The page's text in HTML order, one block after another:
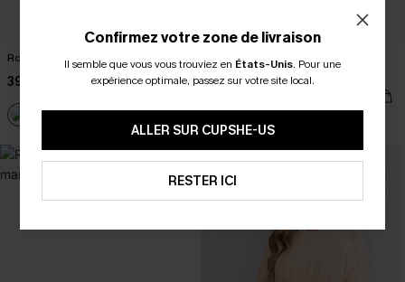
Robe pull courte col V
39,00 €
Robe pull à rayures col carré
manches longues
Confirmez votre zone de livraison
Il semble que vous vous trouviez en États-Unis. Pour une
expérience optimale, passez sur votre site local.
ALLER SUR CUPSHE-US
RESTER ICI